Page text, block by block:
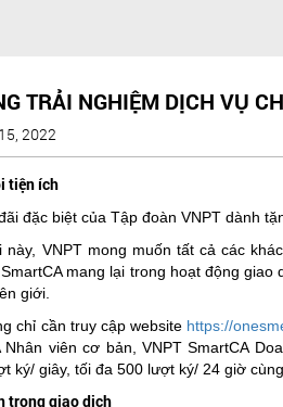
TRẢI NGHIỆM DỊCH VỤ
2022
tiện ích
đặc biệt của Tập đoàn VNPT dành
VNPT mong muốn tất cả các
mang lại trong hoạt động
giới.
chỉ cần truy cập website https://
Nhân viên cơ bản, VNPT SmartCA
ký/ giây, tối đa 500 lượt ký/ 24 giờ
trong giao dịch